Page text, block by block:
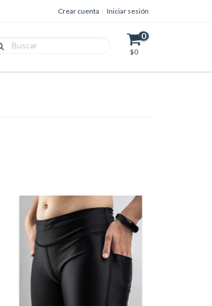
Crear cuenta Iniciar sesión
0
$0